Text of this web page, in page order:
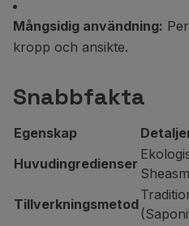
Mångsidig användning:
kropp och ansikte.
Snabbfakta
Egenskap
Huvudingredienser
Tillverkningsmetod